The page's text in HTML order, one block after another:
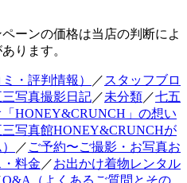
ーンの価格は当店の判断によ
ります。
・評判情報） ／ スタッフブロ
写真撮影日記／未分類／七五
HONEY&CRUNCH」の想い
写真館HONEY&CRUNCHが
／ ご予約〜ご撮影・お写真お
料金 ／お出かけ着物レンタル
Q&A（よくあるご質問とその